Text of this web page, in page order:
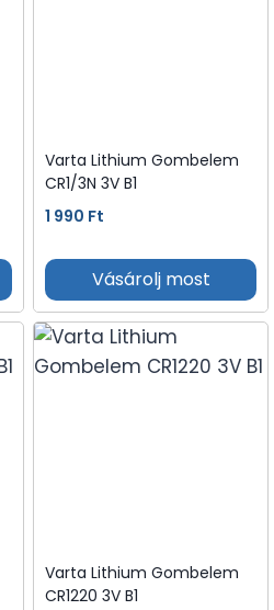
Varta Lithium Gombelem
CR1/3N 3V B1
1 990 Ft
Vásárolj most
Varta Lithium Gombelem
CR1220 3V B1